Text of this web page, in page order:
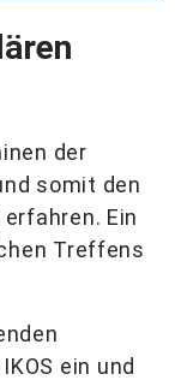
der
somit den
Ein
Treffens
ein und